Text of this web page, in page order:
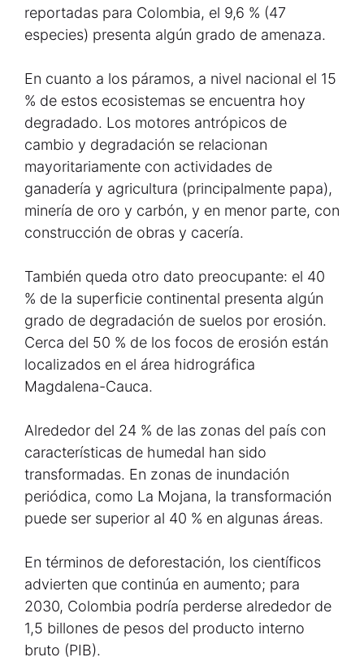
reportadas para Colombia, el 9,6 % (47
especies) presenta algún grado de amenaza.
En cuanto a los páramos, a nivel nacional el 15
% de estos ecosistemas se encuentra hoy
degradado. Los motores antrópicos de
cambio y degradación se relacionan
mayoritariamente con actividades de
ganadería y agricultura (principalmente papa),
minería de oro y carbón, y en menor parte, con
construcción de obras y cacería.
También queda otro dato preocupante: el 40
% de la superficie continental presenta algún
grado de degradación de suelos por erosión.
Cerca del 50 % de los focos de erosión están
localizados en el área hidrográfica
Magdalena-Cauca.
Alrededor del 24 % de las zonas del país con
características de humedal han sido
transformadas. En zonas de inundación
periódica, como La Mojana, la transformación
puede ser superior al 40 % en algunas áreas.
En términos de deforestación, los científicos
advierten que continúa en aumento; para
2030, Colombia podría perderse alrededor de
1,5 billones de pesos del producto interno
bruto (PIB).